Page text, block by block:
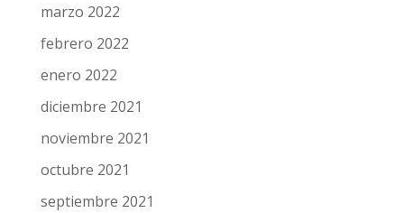
marzo 2022
febrero 2022
enero 2022
diciembre 2021
noviembre 2021
octubre 2021
septiembre 2021